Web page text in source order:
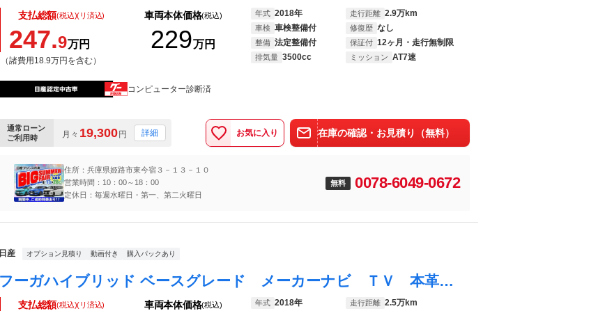
支払総額(税込)(リ済込)
247.9万円
（諸費用18.9万円を含む）
車両本体価格(税込)
229万円
年式 2018年 走行距離 2.9万km
車検 車検整備付 修復歴 なし
整備 法定整備付 保証付 12ヶ月・走行無制限
排気量 3500cc ミッション AT7速
コンピューター診断済
通常ローン
ご利用時
月々 19,300円 詳細 お気に入り 在庫の確認・お見積り（無料）
住所：兵庫県姫路市東今宿３－１３－１０
営業時間：10：00～18：00
定休日：毎週水曜日・第一、第二火曜日
無料 0078-6049-0672
日産 オプション見積り 動画付き 購入パックあり
フーガハイブリッド ベースグレード メーカーナビ ＴＶ 本革シート 全周囲カメラ 衝突軽減ブレーキ ＬＥＤヘッドライト ＬＥＤフォグ レーダークルーズコントロール オットマン パワーシート 純正１８インチアルミ 電動コーナーポール
支払総額(税込)(リ済込) 車両本体価格(税込) 年式 2018年 走行距離 2.5万km